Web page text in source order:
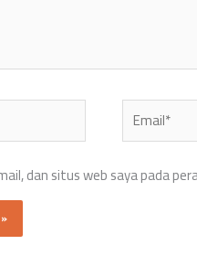
Email*
dan situs web saya pada